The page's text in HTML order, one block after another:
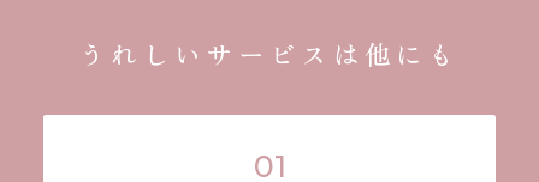
うれしいサービスは他にも